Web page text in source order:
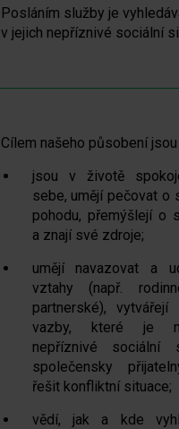
Posláním služby je
v jejich nepříznivé sociální
Cílem našeho působení
jsou v životě
sebe, umějí pečovat o
pohodu, přemýšlejí o
a znají své zdroje;
umějí navazovat a
vztahy (např.
partnerské),
vazby, které je
nepříznivé sociální
společensky
řešit konfliktní situace;
vědí, jak a kde